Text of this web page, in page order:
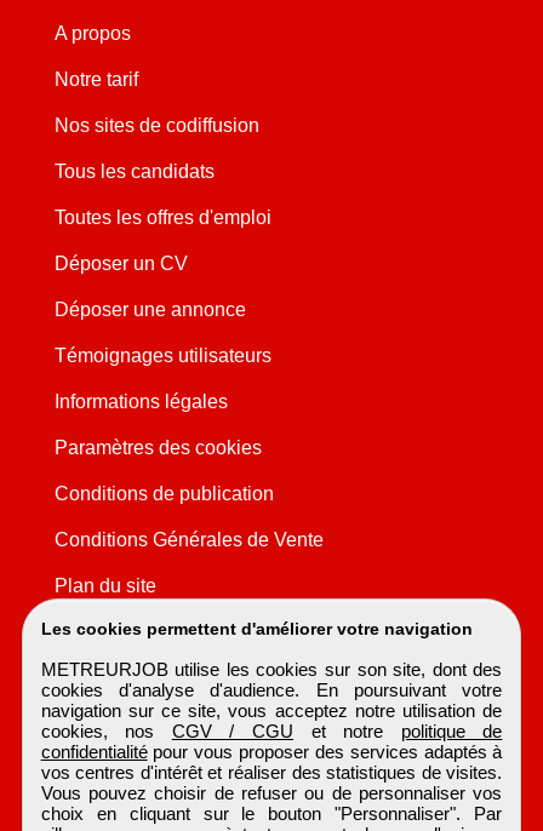
Les cookies permettent d'améliorer votre navigation
METREURJOB utilise les cookies sur son site, dont des
cookies d'analyse d'audience. En poursuivant votre
navigation sur ce site, vous acceptez notre utilisation de
cookies, nos CGV / CGU et notre politique de
confidentialitépour vous proposer des services adaptés à
vos centres d'intérêt et réaliser des statistiques de visites.
Vous pouvez choisir de refuser ou de personnaliser vos
choix en cliquant sur le bouton "Personnaliser". Par
A propos
Notre tarif
Nos sites de codiffusion
Tous les candidats
Toutes les offres d'emploi
Déposer un CV
Déposer une annonce
Témoignages utilisateurs
Informations légales
Paramètres des cookies
Conditions de publication
Conditions Générales de Vente
Plan du site